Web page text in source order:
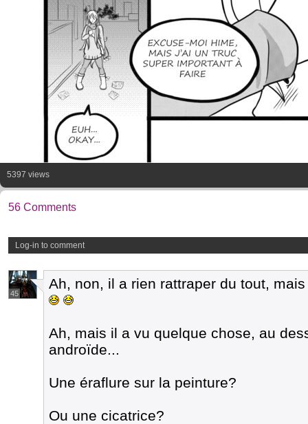
5397 views
56 Comments
Log-in to comment
45
Ah, non, il a rien rattraper du tout,
Ah, mais il a vu quelque chose, au
androïde...
Une éraflure sur la peinture?
Ou une cicatrice?